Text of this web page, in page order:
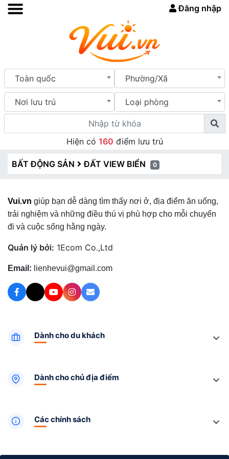
Đăng nhập
Toàn quốc Phường/Xã
Nơi lưu trú Loại phòng
Hiện có 160 điểm lưu trú
BẤT ĐỘNG SẢN ĐẤT VIEW BIỂN 0
Vui.vn giúp bạn dễ dàng tìm thấy nơi ở, địa điểm ăn uống,
trải nghiệm và những điều thú vị phù hợp cho mỗi chuyến
đi và cuộc sống hằng ngày.
Quản lý bởi: 1Ecom Co.,Ltd
Email: lienhevui@gmail.com
Dành cho du khách
Dành cho chủ địa điểm
Các chính sách